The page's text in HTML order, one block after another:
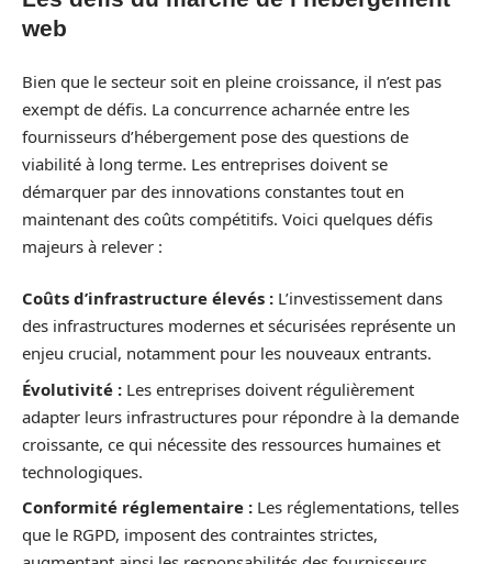
web
Bien que le secteur soit en pleine croissance, il n’est pas
exempt de défis. La concurrence acharnée entre les
fournisseurs d’hébergement pose des questions de
viabilité à long terme. Les entreprises doivent se
démarquer par des innovations constantes tout en
maintenant des coûts compétitifs. Voici quelques défis
majeurs à relever :
Coûts d’infrastructure élevés : L’investissement dans
des infrastructures modernes et sécurisées représente un
enjeu crucial, notamment pour les nouveaux entrants.
Évolutivité : Les entreprises doivent régulièrement
adapter leurs infrastructures pour répondre à la demande
croissante, ce qui nécessite des ressources humaines et
technologiques.
Conformité réglementaire : Les réglementations, telles
que le RGPD, imposent des contraintes strictes,